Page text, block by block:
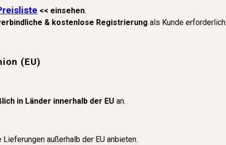
<< einsehen.
& kostenlose Registrierung als Kunde erforderlich
(EU)
in Länder innerhalb der EU an.
Lieferungen außerhalb der EU anbieten.